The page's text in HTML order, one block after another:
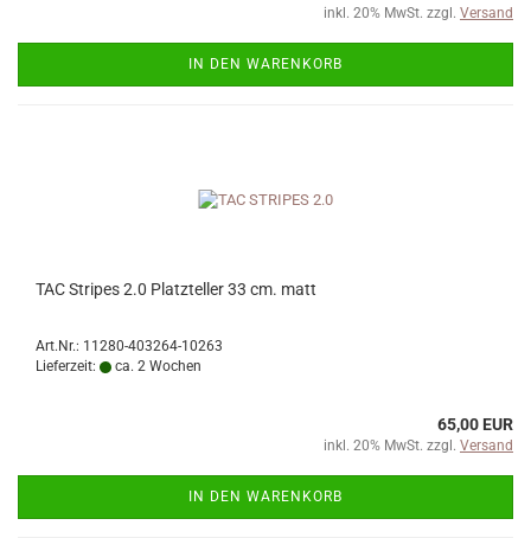
inkl. 20% MwSt. zzgl. Versand
IN DEN WARENKORB
TAC Stripes 2.0 Platzteller 33 cm. matt
Art.Nr.: 11280-403264-10263
Lieferzeit:
ca. 2 Wochen
65,00 EUR
inkl. 20% MwSt. zzgl. Versand
IN DEN WARENKORB